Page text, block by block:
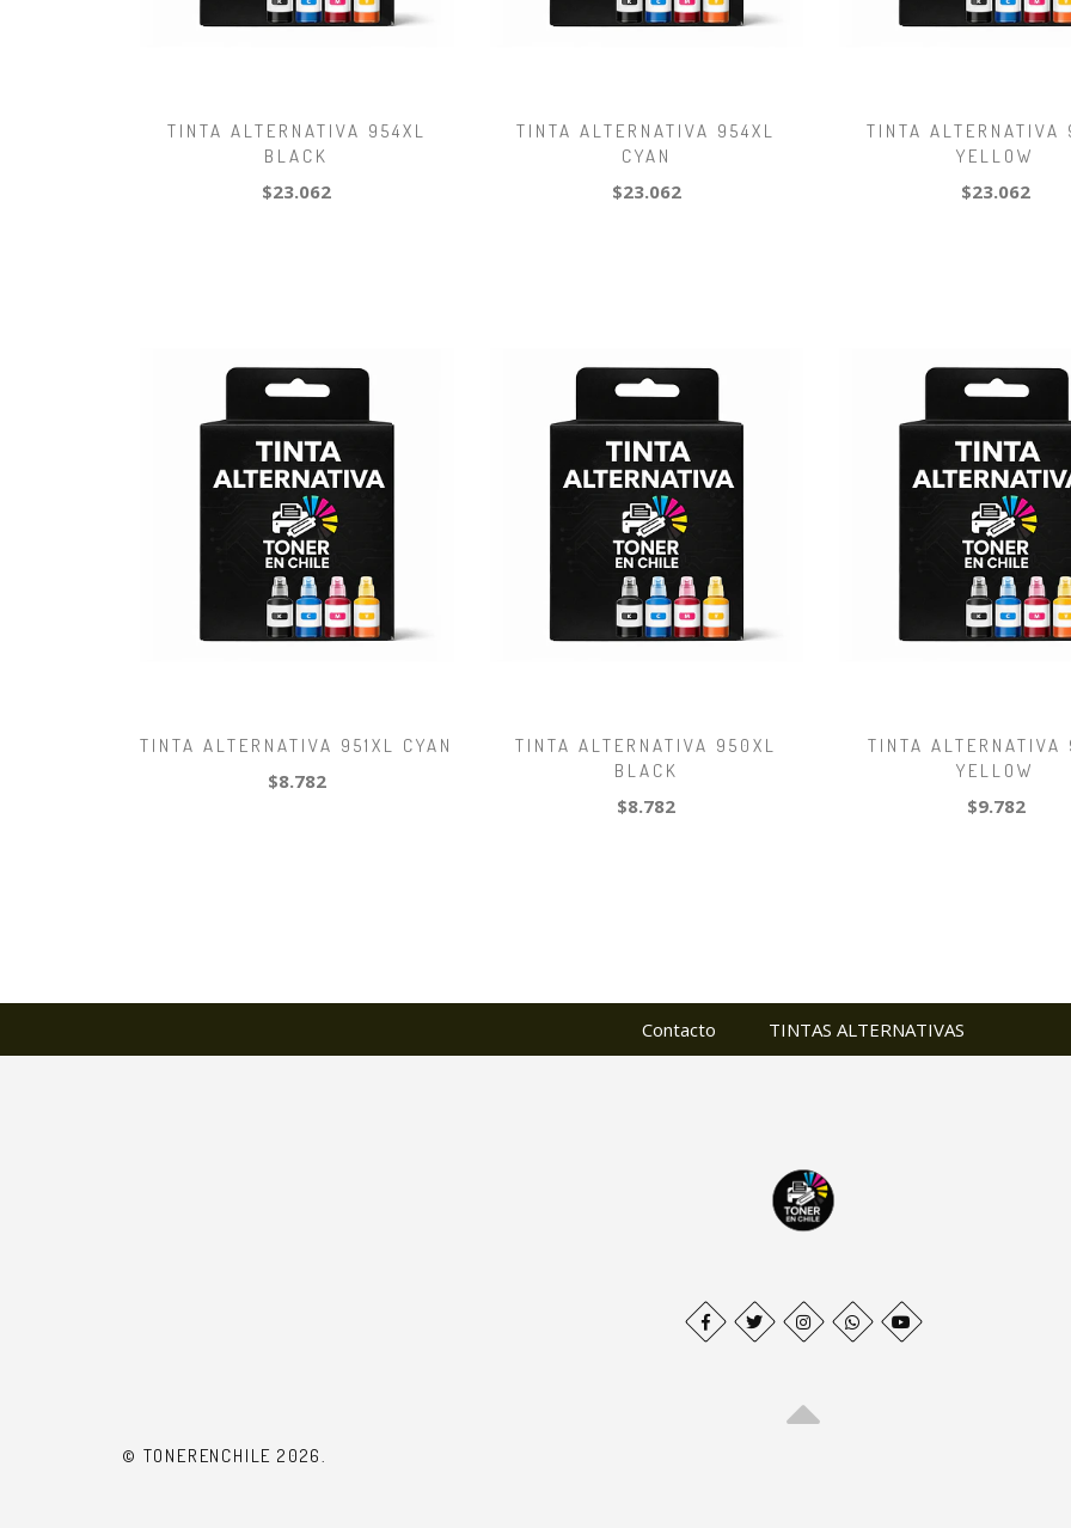
TINTA ALTERNATIVA 954XL
BLACK
$23.062
TINTA ALTERNATIVA 954XL
CYAN
$23.062
TINTA ALTERNATIVA
YELLOW
$23.062
TINTA ALTERNATIVA 951XL CYAN
$8.782
TINTA ALTERNATIVA 950XL
BLACK
$8.782
TINTA ALTERNATIVA
YELLOW
$9.782
Contacto TINTAS ALTERNATIVAS
© TONERENCHILE 2026.